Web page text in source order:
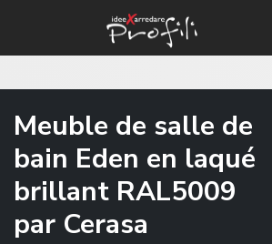
Meuble de salle de
bain Eden en laqué
brillant RAL5009
par Cerasa